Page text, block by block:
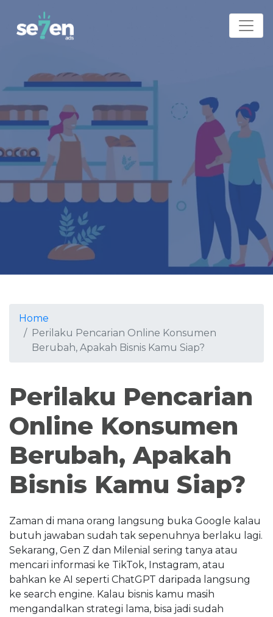
Home
Perilaku Pencarian Online Konsumen
Berubah, Apakah Bisnis Kamu Siap?
Perilaku Pencarian
Online Konsumen
Berubah, Apakah
Bisnis Kamu Siap?
Zaman di mana orang langsung buka Google kalau
butuh jawaban sudah tak sepenuhnya berlaku lagi.
Sekarang, Gen Z dan Milenial sering tanya atau
mencari informasi ke TikTok, Instagram, atau
bahkan ke AI seperti ChatGPT daripada langsung
ke search engine. Kalau bisnis kamu masih
mengandalkan strategi lama, bisa jadi sudah